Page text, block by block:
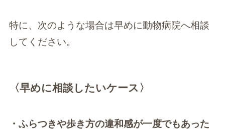
特に、次のような場合は早めに動物病院へ相談
してください。
〈早めに相談したいケース〉
・ふらつきや歩き方の違和感が一度でもあった